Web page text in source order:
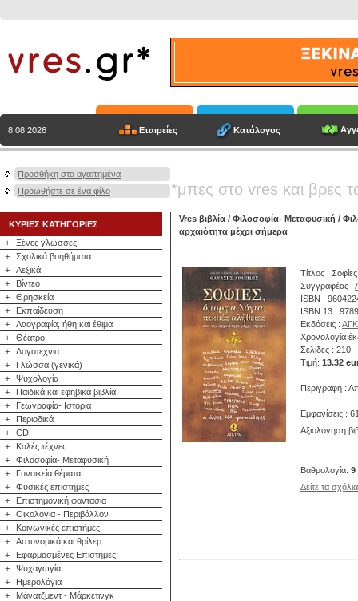
8.08.2026 Εταιρείες Κατάλογος
Προσθήκη στα αγαπημένα
Προωθήστε σε ένα φίλο
*μπες στο vres και βρες
ΚΥΡΙΕΣ ΚΑΤΗΓΟΡΙΕΣ
+
Ξένες γλώσσες
+
Σχολικά βοηθήματα
+
Λεξικά
+
Βίντεο
+
Θρησκεία
+
Εκπαίδευση
+
Λαογραφία, ήθη και έθιμα
+
Θέατρο
+
Λογοτεχνία
+
Γλώσσα (γενικά)
+
Ψυχολογία
+
Παιδικά και εφηβικά βιβλία
+
Γεωγραφία- Ιστορία
+
Περιοδικά
+
CD
+
Καλές τέχνες
+
Φιλοσοφία- Μεταφυσική
+
Γυναικεία θέματα
+
Φυσικές επιστήμες
+
Επιστημονική φαντασία
+
Οικολογία - Περιβάλλον
+
Κοινωνικές επιστήμες
+
Αστυνομικά και θρίλερ
+
Εφαρμοσμένες Επιστήμες
+
Ψυχαγωγία
+
Ημερολόγια
+
Μάνατζμεντ - Μάρκετινγκ
Vres βιβλία / Φιλοσοφία- Μεταφυσική /
αρχαιότητα μέχρι σήμερα
Τίτλος :
Συγγραφέας :
ISBN :
ISBN 13 :
Εκδόσεις :
Χρονολογία
Σελίδες : 210
Τιμή: 13.32
Περιγραφή :
Εμφανίσεις :
Αξιολόγηση
Βαθμολογία: 9
Δείτε τα